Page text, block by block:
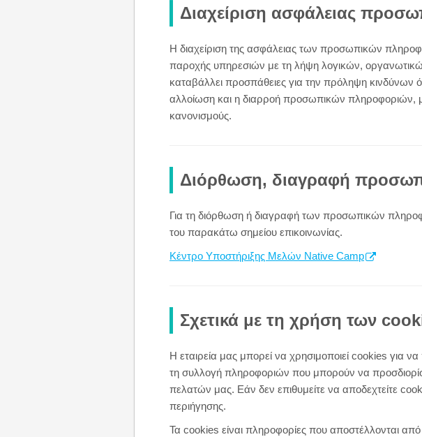
Διαχείριση ασφάλειας
Η διαχείριση της ασφάλειας των προσωπικών
παροχής υπηρεσιών με τη λήψη λογικών,
καταβάλλει προσπάθειες για την πρόληψη
αλλοίωση και η διαρροή προσωπικών πληροφοριών,
κανονισμούς.
Διόρθωση, διαγραφή
Για τη διόρθωση ή διαγραφή των προσωπικών
του παρακάτω σημείου επικοινωνίας.
Κέντρο Υποστήριξης Μελών Native Camp
Σχετικά με τη χρήση των
Η εταιρεία μας μπορεί να χρησιμοποιεί cookies για
τη συλλογή πληροφοριών που μπορούν να
πελατών μας. Εάν δεν επιθυμείτε να αποδεχτείτε
περιήγησης.
Τα cookies είναι πληροφορίες που αποστέλλονται